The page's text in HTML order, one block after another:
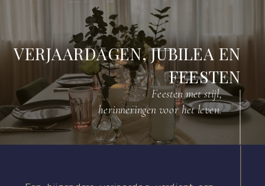
Feesten met stijl,
herinneringen voor het leven.
VERJAARDAGEN, JUBILEA EN
FEESTEN